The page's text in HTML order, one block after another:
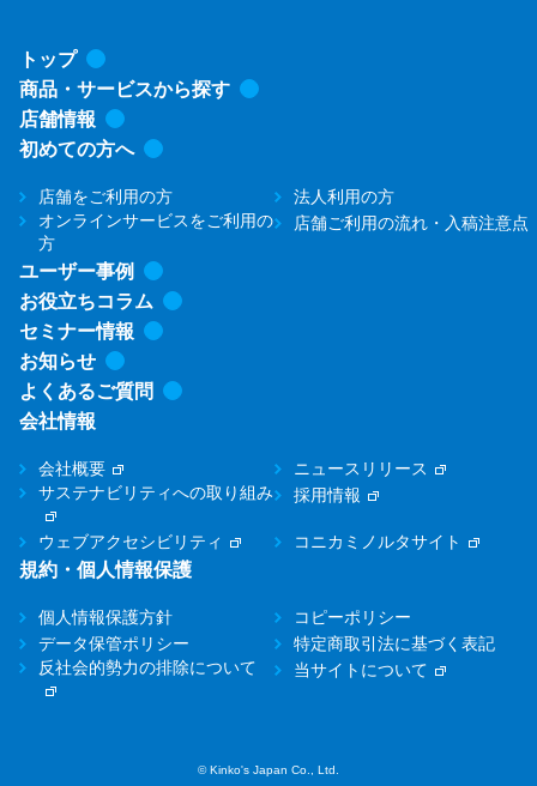
トップ
商品・サービスから探す
店舗情報
初めての方へ
店舗をご利用の方
法人利用の方
オンラインサービスをご利用の
方
店舗ご利用の流れ・入稿注意点
ユーザー事例
お役立ちコラム
セミナー情報
お知らせ
よくあるご質問
会社情報
会社概要
ニュースリリース
サステナビリティへの取り組み
採用情報
ウェブアクセシビリティ コニカミノルタサイト
規約・個人情報保護
個人情報保護方針
コピーポリシー
データ保管ポリシー
特定商取引法に基づく表記
反社会的勢力の排除について
当サイトについて
© Kinko's Japan Co., Ltd.